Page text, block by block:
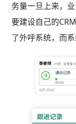
务量一旦上来，
要建设自己的
了外呼系统，而